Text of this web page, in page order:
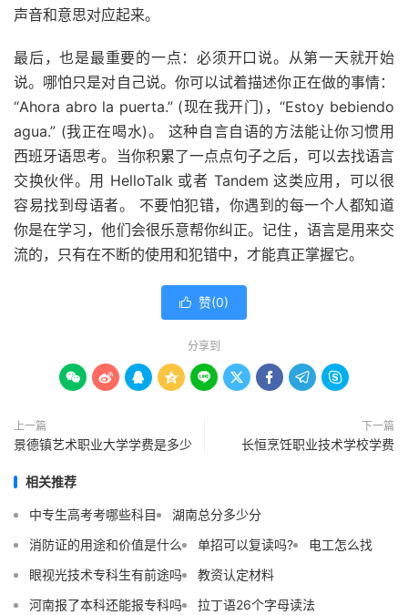
声音和意思对应起来。
最后，也是最重要的一点：必须开口说。从第一天就开始
说。哪怕只是对自己说。你可以试着描述你正在做的事情：
“Ahora abro la puerta.” (现在我开门)，“Estoy bebiendo
agua.” (我正在喝水)。 这种自言自语的方法能让你习惯用
西班牙语思考。当你积累了一点点句子之后，可以去找语言
交换伙伴。用 HelloTalk 或者 Tandem 这类应用，可以很
容易找到母语者。 不要怕犯错，你遇到的每一个人都知道
你是在学习，他们会很乐意帮你纠正。记住，语言是用来交
流的，只有在不断的使用和犯错中，才能真正掌握它。
 赞(0)
分享到
        
上一篇
景德镇艺术职业大学学费是多少
下一篇
长恒烹饪职业技术学校学费
相关推荐
中专生高考考哪些科目
湖南总分多少分
消防证的用途和价值是什么
单招可以复读吗?
电工怎么找
眼视光技术专科生有前途吗
教资认定材料
河南报了本科还能报专科吗
拉丁语26个字母读法